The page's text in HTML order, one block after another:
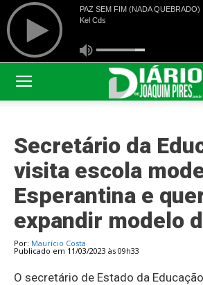
Secretário da
visita escola
Esperantina e
expandir modelo
Por: Maurício Costa
Publicado em 11/03/2023 às 09h33
O secretário de Estado da